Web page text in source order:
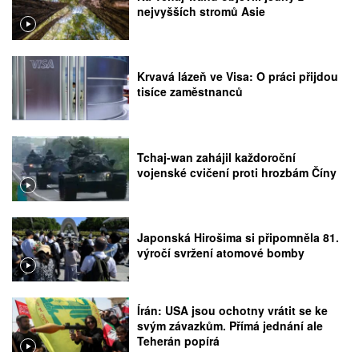
nejvyšších stromů Asie
Krvavá lázeň ve Visa: O práci přijdou
tisíce zaměstnanců
Tchaj-wan zahájil každoroční
vojenské cvičení proti hrozbám Číny
Japonská Hirošima si připomněla 81.
výročí svržení atomové bomby
Írán: USA jsou ochotny vrátit se ke
svým závazkům. Přímá jednání ale
Teherán popírá